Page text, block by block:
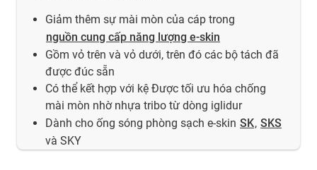
Giảm thêm sự mài mòn của cáp trong
nguồn cung cấp năng lượng e-skin
Gồm vỏ trên và vỏ dưới, trên đó các bộ tách đã
được đúc sẵn
Có thể kết hợp với kệ Được tối ưu hóa chống
mài mòn nhờ nhựa tribo từ dòng iglidur
Dành cho ống sóng phòng sạch e-skin SK, SKS
và SKY